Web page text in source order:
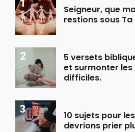
Seigneur, que
restions sous
5 versets
et surmonter
difficiles.
10 sujets pour
devrions prier